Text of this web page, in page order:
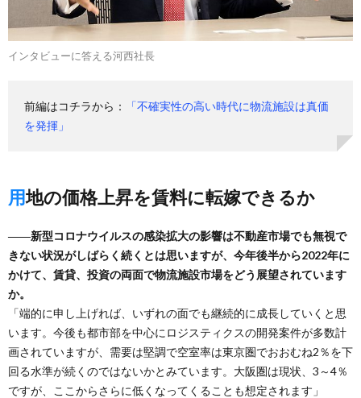
インタビューに答える河西社長
前編はコチラから：
「不確実性の高い時代に物流施設は真価
を発揮」
用地の価格上昇を賃料に転嫁できるか
――新型コロナウイルスの感染拡大の影響は不動産市場でも無視で
きない状況がしばらく続くとは思いますが、今年後半から2022年に
かけて、賃貸、投資の両面で物流施設市場をどう展望されています
か。
「端的に申し上げれば、いずれの面でも継続的に成長していくと思
います。今後も都市部を中心にロジスティクスの開発案件が多数計
画されていますが、需要は堅調で空室率は東京圏でおおむね2％を下
回る水準が続くのではないかとみています。大阪圏は現状、3～4％
ですが、ここからさらに低くなってくることも想定されます」